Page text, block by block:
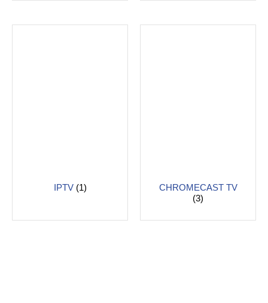
IPTV (1)
CHROMECAST TV
(3)